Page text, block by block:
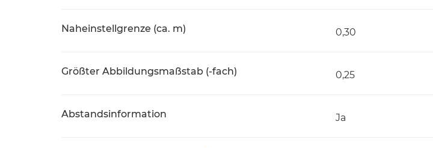
Naheinstellgrenze (ca. m) 0,30
Größter Abbildungsmaßstab (-fach) 0,25
Abstandsinformation Ja